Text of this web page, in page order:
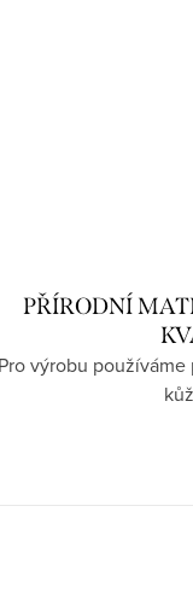
PŘÍRODNÍ
Pro výrobu